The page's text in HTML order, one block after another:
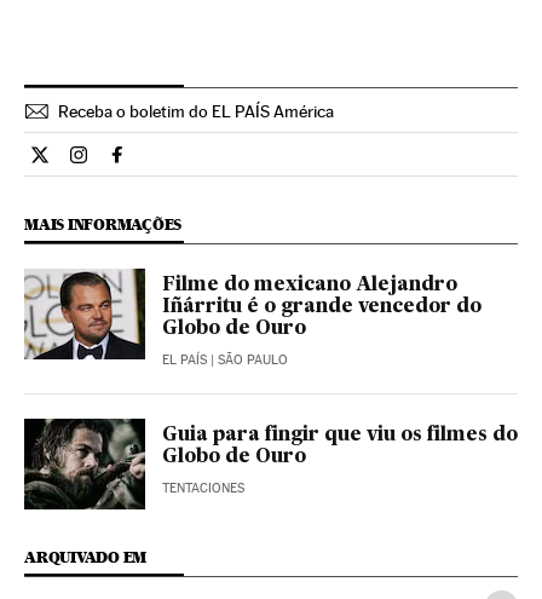
Receba o boletim do EL PAÍS América
Cultura El País Brasil en Twitter
Cultura El País Brasil en Instagram
Cultura El País Brasil en Facebook
MAIS INFORMAÇÕES
Filme do mexicano Alejandro
Iñárritu é o grande vencedor do
Globo de Ouro
EL PAÍS | SÃO PAULO
Guia para fingir que viu os filmes do
Globo de Ouro
TENTACIONES
ARQUIVADO EM